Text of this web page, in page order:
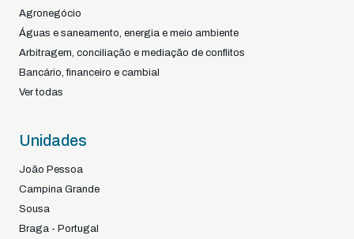
Agronegócio
Águas e saneamento, energia e meio ambiente
Arbitragem, conciliação e mediação de conflitos
Bancário, financeiro e cambial
Ver todas
Unidades
João Pessoa
Campina Grande
Sousa
Braga - Portugal